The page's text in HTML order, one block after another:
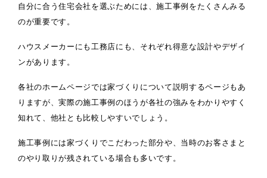
自分に合う住宅会社を選ぶためには、施工事例をたくさんみる
のが重要です。
ハウスメーカーにも工務店にも、それぞれ得意な設計やデザイ
ンがあります。
各社のホームページでは家づくりについて説明するページもあ
りますが、実際の施工事例のほうが各社の強みをわかりやすく
知れて、他社とも比較しやすいでしょう。
施工事例には家づくりでこだわった部分や、当時のお客さまと
のやり取りが残されている場合も多いです。